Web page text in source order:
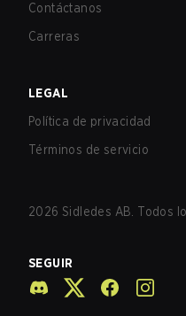
Contáctanos
Carreras
LEGAL
Política de privacidad
Términos de servicio
2026 Sidledes AB. Todos
SEGUIR